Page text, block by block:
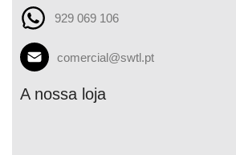
929 069 106
comercial@swtl.pt
A nossa loja